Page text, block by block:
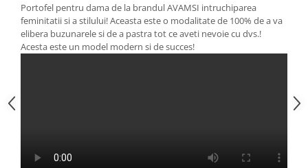
Portofel pentru dama de la brandul AVAMSI intruchiparea
feminitatii si a stilului! Aceasta este o modalitate de 100% de a va
elibera buzunarele si de a pastra tot ce aveti nevoie cu dvs.!
Acesta este un model modern si de succes!